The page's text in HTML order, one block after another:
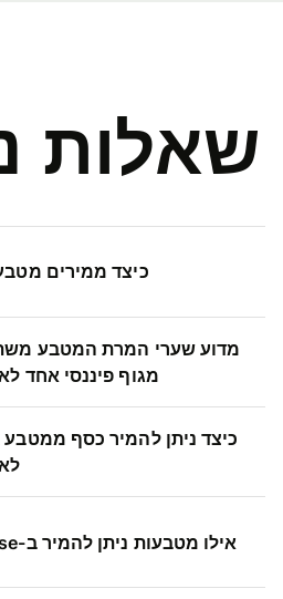
שאלות
כיצד ממירים
מדוע שערי המרת המטבע
מגוף פיננסי אחד
כיצד ניתן להמיר כסף ממטבע
אילו מטבעות ניתן להמיר ב-Wise?